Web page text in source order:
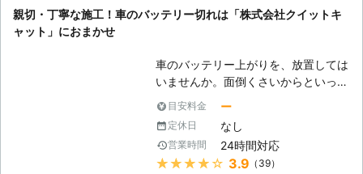
親切・丁寧な施工！車のバッテリー切れは「株式会社クイットキ
ャット」におまかせ
車のバッテリー上がりを、放置しては
いませんか。面倒くさいからといって
バッテリー上がりを放置してしまう
と、タンク内のガソリンが固まって詰
まりを引き起こす恐れがあります。そ
のため、車のバッテリー上がりはすぐ
にでも解消する必要があるのです。
目安料金 ー
定休日 なし
営業時間 24時間対応
★★★★★ 3.9 （39）